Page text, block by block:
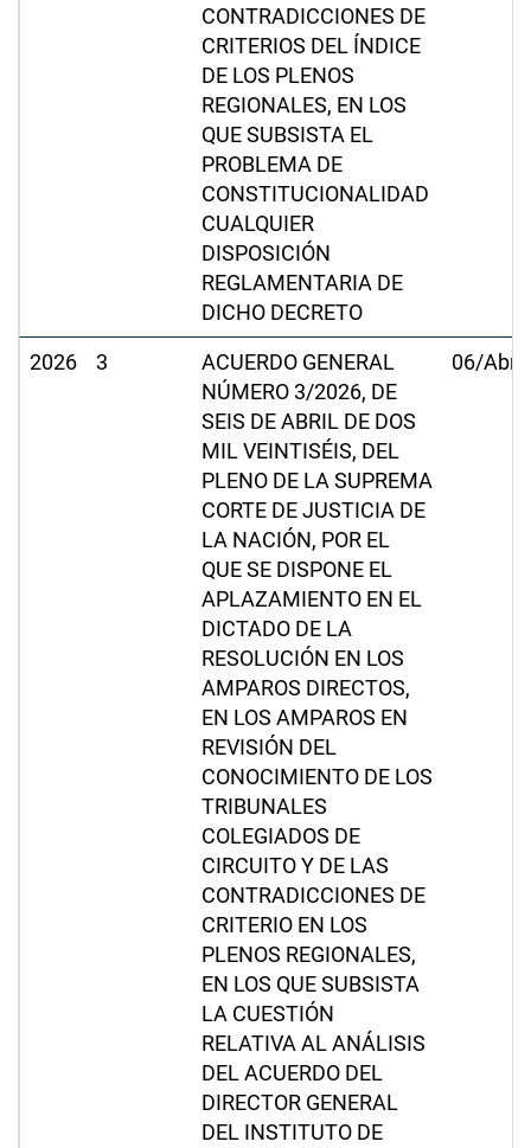
CONTRADICCIONES DE
CRITERIOS DEL ÍNDICE
DE LOS PLENOS
REGIONALES, EN LOS
QUE SUBSISTA EL
PROBLEMA DE
CONSTITUCIONALIDAD
CUALQUIER
DISPOSICIÓN
REGLAMENTARIA DE
DICHO DECRETO
2026 3
ACUERDO GENERAL
NÚMERO 3/2026, DE
SEIS DE ABRIL DE DOS
MIL VEINTISÉIS, DEL
PLENO DE LA SUPREMA
CORTE DE JUSTICIA DE
LA NACIÓN, POR EL
QUE SE DISPONE EL
APLAZAMIENTO EN EL
DICTADO DE LA
RESOLUCIÓN EN LOS
AMPAROS DIRECTOS,
EN LOS AMPAROS EN
REVISIÓN DEL
CONOCIMIENTO DE LOS
TRIBUNALES
COLEGIADOS DE
CIRCUITO Y DE LAS
CONTRADICCIONES DE
CRITERIO EN LOS
PLENOS REGIONALES,
EN LOS QUE SUBSISTA
LA CUESTIÓN
RELATIVA AL ANÁLISIS
DEL ACUERDO DEL
DIRECTOR GENERAL
DEL INSTITUTO DE
06/Abr/